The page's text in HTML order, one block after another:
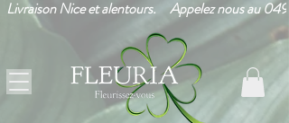
Livraison Nice et alentours.     Appelez nous au